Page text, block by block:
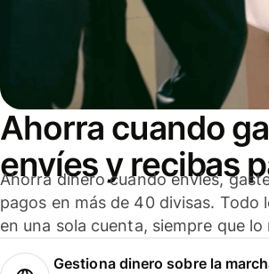
Ahorra cuando
envíes y recibas
Ahorra dinero cuando envíes,
pagos en más de 40 divisas. Todo
en una sola cuenta, siempre que lo
Gestiona dinero sobre la